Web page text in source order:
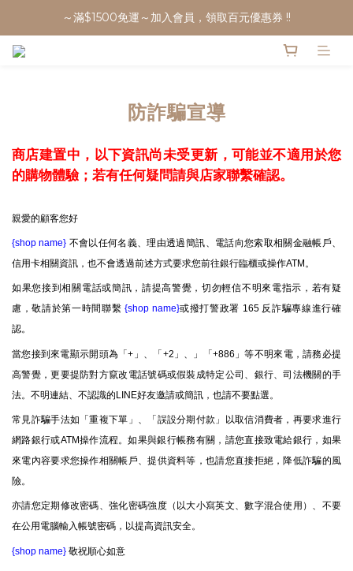
～滿$1500免運～加入會員，領取百元優惠券 !!
防詐騙宣導
商店建置中，以下資訊尚未受更新，可能並不適用於您
的購物體驗；若有任何疑問請與店家聯繫確認。
親愛的顧客您好
{shop name} 不會以任何名義、理由透過簡訊、電話向您索取相關金融帳戶、
信用卡相關資訊，也不會透過前述方式要求您前往銀行臨櫃或操作ATM。
如果您接到相關電話或簡訊，請提高警覺，切勿輕信不明來電指示，若有疑
慮，敬請於第一時間聯繫 {shop name}或撥打警政署 165 反詐騙專線進行確
認。
當您接到來電顯示開頭為「+」、「+2」、」「+886」等不明來電，請務必提
高警覺，更要提防對方竄改電話號碼或假裝成特定公司、銀行、司法機關的手
法。不明連結、不認識的LINE好友邀請或簡訊，也請不要點選。
常見詐騙手法如「重複下單」、「誤設分期付款」以取信消費者，再要求進行
網路銀行或ATM操作流程。如果與銀行帳務有關，請您直接致電給銀行，如果
來電內容要求您操作相關帳戶、提供資料等，也請您直接拒絕，降低詐騙的風
險。
亦請您定期修改密碼、強化密碼強度（以大小寫英文、數字混合使用）、不要
在公用電腦輸入帳號密碼，以提高資訊安全。
{shop name} 敬祝順心如意